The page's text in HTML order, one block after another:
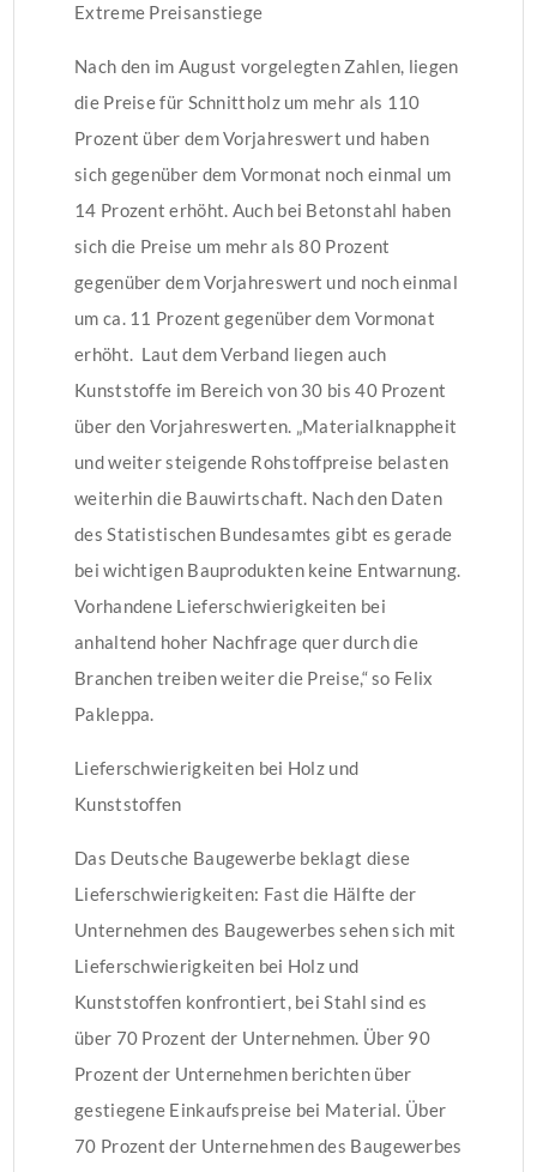
Extreme Preisanstiege
Nach den im August vorgelegten Zahlen, liegen
die Preise für Schnittholz um mehr als 110
Prozent über dem Vorjahreswert und haben
sich gegenüber dem Vormonat noch einmal um
14 Prozent erhöht. Auch bei Betonstahl haben
sich die Preise um mehr als 80 Prozent
gegenüber dem Vorjahreswert und noch einmal
um ca. 11 Prozent gegenüber dem Vormonat
erhöht. Laut dem Verband liegen auch
Kunststoffe im Bereich von 30 bis 40 Prozent
über den Vorjahreswerten. „Materialknappheit
und weiter steigende Rohstoffpreise belasten
weiterhin die Bauwirtschaft. Nach den Daten
des Statistischen Bundesamtes gibt es gerade
bei wichtigen Bauprodukten keine Entwarnung.
Vorhandene Lieferschwierigkeiten bei
anhaltend hoher Nachfrage quer durch die
Branchen treiben weiter die Preise,“ so Felix
Pakleppa.
Lieferschwierigkeiten bei Holz und
Kunststoffen
Das Deutsche Baugewerbe beklagt diese
Lieferschwierigkeiten: Fast die Hälfte der
Unternehmen des Baugewerbes sehen sich mit
Lieferschwierigkeiten bei Holz und
Kunststoffen konfrontiert, bei Stahl sind es
über 70 Prozent der Unternehmen. Über 90
Prozent der Unternehmen berichten über
gestiegene Einkaufspreise bei Material. Über
70 Prozent der Unternehmen des Baugewerbes